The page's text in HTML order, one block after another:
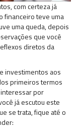
com certeza já
financeiro teve uma
uma queda, depois
que você
diretos da
investimentos aos
primeiros termos
por
já escutou este
se trata, fique até o